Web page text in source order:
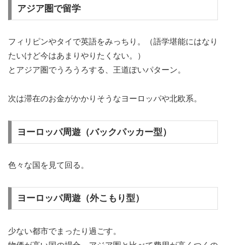
アジア圏で留学
フィリピンやタイで英語をみっちり。（語学堪能にはなり
たいけど今はあまりやりたくない。）
とアジア圏でうろうろする、王道ぽいパターン。
次は滞在のお金がかかりそうなヨーロッパや北欧系。
ヨーロッパ周遊（バックパッカー型）
色々な国を見て回る。
ヨーロッパ周遊（外こもり型）
少ない都市でまったり過ごす。